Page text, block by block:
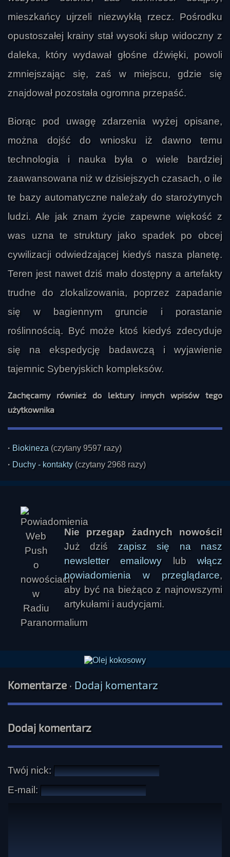
mieszkańcy ujrzeli niezwykłą rzecz. Pośrodku
opustoszałej krainy stał wysoki słup widoczny z
daleka, który wydawał głośne dźwięki, powoli
zmniejszając się, zaś w miejscu, gdzie się
znajdował pozostała ogromna przepaść.
Biorąc pod uwagę zdarzenia wyżej opisane,
można dojść do wniosku iż dawno temu
technologia i nauka była o wiele bardziej
zaawansowana niż w dzisiejszych czasach, o ile
te bazy automatyczne należały do starożytnych
ludzi. Ale jak znam życie zapewne więkość z
was uzna te struktury jako spadek po obcej
cywilizacji odwiedzającej kiedyś nasza planetę.
Teren jest nawet dziś mało dostępny a artefakty
trudne do zlokalizowania, poprzez zapadanie
się w bagiennym gruncie i porastanie
roślinnością. Być może ktoś kiedyś zdecyduje
się na ekspedycję badawczą i wyjawienie
tajemnic Syberyjskich kompleksów.
Zachęcamy również do lektury innych wpisów tego
użytkownika
· Biokineza (czytany 9597 razy)
· Duchy - kontakty (czytany 2968 razy)
Nie przegap żadnych nowości!
Już dziś zapisz się na nasz
newsletter emailowy lubwłącz
powiadomienia w przeglądarce,
aby być na bieżąco z najnowszymi
artykułami i audycjami.
Komentarze· Dodaj komentarz
Dodaj komentarz
Twój nick:
E-mail: